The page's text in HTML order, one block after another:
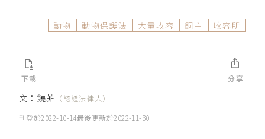
動物 動物保護法 大量收容 飼主 收容所
文： 饒菲 （認證法律人）
刊登於2022-10-14最後更新於2022-11-30
下載

分享
